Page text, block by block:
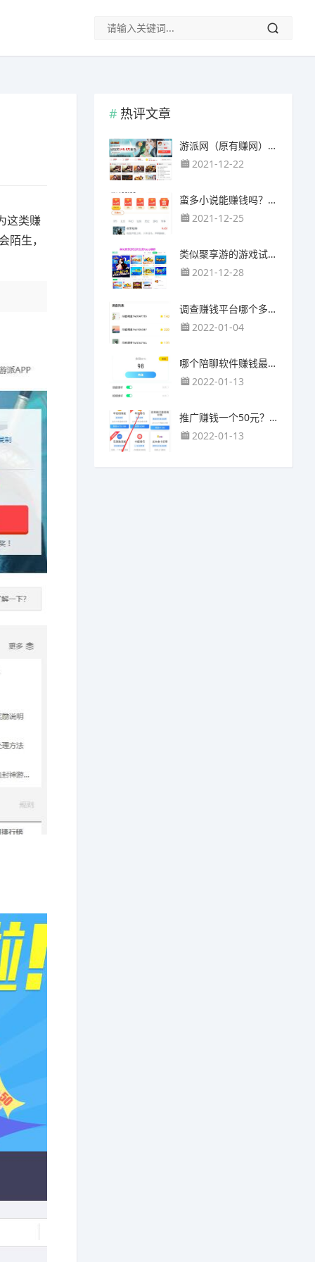
这类赚
生，
热评文章
游派网（原有赚网），主要以试玩游戏赚钱为主
2021-12-22
蛮多小说能赚钱吗？送的100元能提现靠谱吗？
2021-12-25
类似聚享游的游戏试玩app（平台）推荐
2021-12-28
调查赚钱平台哪个多？哪个调查网站正规靠谱？
2022-01-04
哪个陪聊软件赚钱最快？目前陪人聊天可以挣钱的app推荐
2022-01-13
推广赚钱一个50元？我这个一个最高可以赚500元
2022-01-13